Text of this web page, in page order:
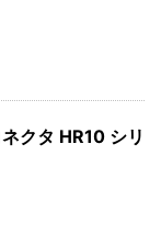
クタ HR10 シリ